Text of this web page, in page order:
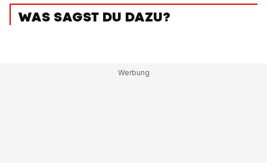
WAS SAGST DU DAZU?